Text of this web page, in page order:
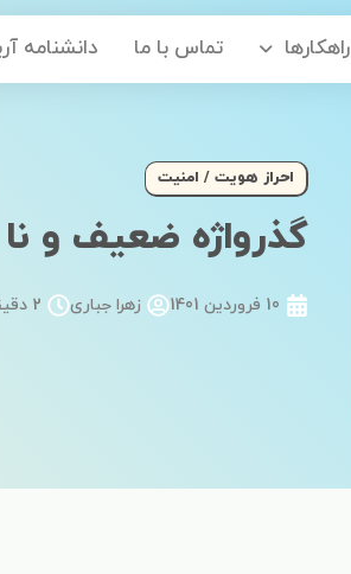
راهکارها تماس با ما دانشنامه
احراز هویت/ امنیت
گذرواژه ضعیف و
10 فروردین 1401 زهرا جباری 2 دقیقه